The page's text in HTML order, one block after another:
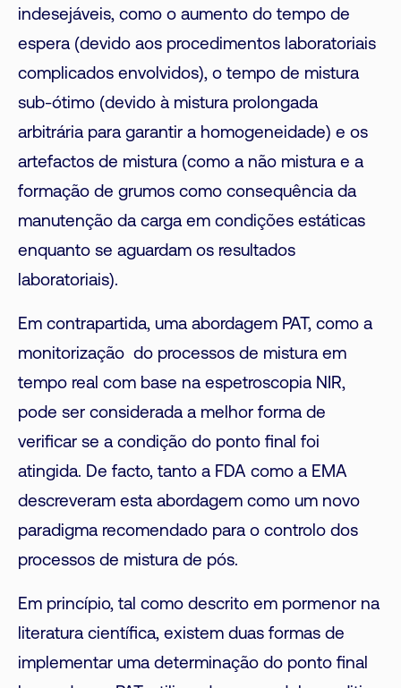
indesejáveis, como o aumento do tempo de
espera (devido aos procedimentos laboratoriais
complicados envolvidos), o tempo de mistura
sub-ótimo (devido à mistura prolongada
arbitrária para garantir a homogeneidade) e os
artefactos de mistura (como a não mistura e a
formação de grumos como consequência da
manutenção da carga em condições estáticas
enquanto se aguardam os resultados
laboratoriais).
Em contrapartida, uma abordagem PAT, como a
monitorização do processos de mistura em
tempo real com base na espetroscopia NIR,
pode ser considerada a melhor forma de
verificar se a condição do ponto final foi
atingida. De facto, tanto a FDA como a EMA
descreveram esta abordagem como um novo
paradigma recomendado para o controlo dos
processos de mistura de pós.
Em princípio, tal como descrito em pormenor na
literatura científica, existem duas formas de
implementar uma determinação do ponto final